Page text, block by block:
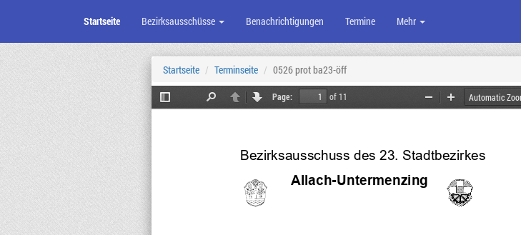
Zum
Seiteninhalt
Startseite Bezirksausschüsse Benachrichtigungen Termine Mehr
Startseite Terminseite 0526 prot ba23-öff
Toggle
Find PreviousNext
Page:
of 11
Zoom Zoom
Bezirksausschuss des 23. Stadtbezirkes
Allach-Untermenzing